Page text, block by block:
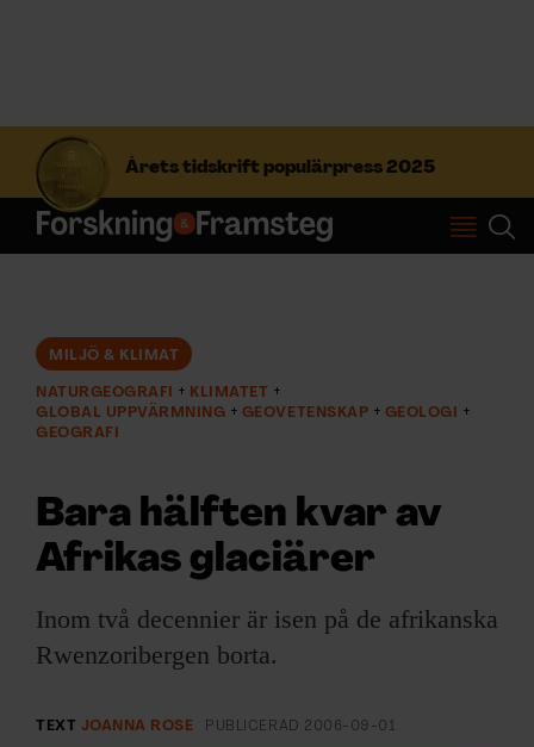
Årets tidskrift populärpress 2025
S
f
t
Prenumerera
NYHETSBREV
ARKIV & E-TIDNING
LYSSNA/PODD
EVENEMANG & RESOR
SHOP
MILJÖ & KLIMAT
NATURGEOGRAFI
KLIMATET
GLOBAL UPPVÄRMNING
GEOVETENSKAP
GEOLOGI
GEOGRAFI
Bara hälften kvar av
Afrikas glaciärer
Inom två decennier är isen på de afrikanska
Rwenzoribergen borta.
TEXT JOANNA ROSE PUBLICERAD 2006-09-01